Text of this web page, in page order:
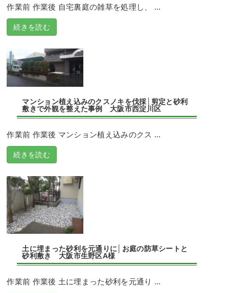
作業前 作業後 自宅裏庭の雑草を処理し、 ...
続きを読む
マンション植え込みのクスノキを伐採│剪定と砂利
敷きで外観を整えた事例 大阪市西淀川区
作業前 作業後 マンション植え込みのクス ...
続きを読む
土に埋まった砂利を元通りに│お庭の防草シートと
砂利敷き 大阪市生野区A様
作業前 作業後 土に埋まった砂利を元通り ...